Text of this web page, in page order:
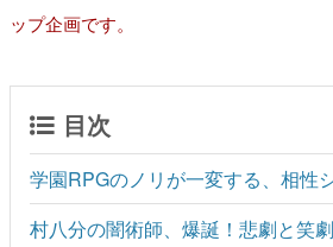
ップ企画です。
目次
学園RPGのノリが一変する、相性
村八分の闇術師、爆誕！悲劇と笑